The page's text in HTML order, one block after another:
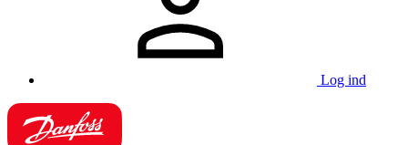
Log ind